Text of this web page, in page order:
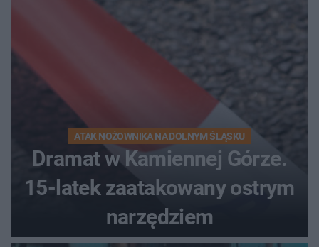
ATAK NOŻOWNIKA NA DOLNYM ŚLĄSKU
Dramat w Kamiennej Górze.
15-latek zaatakowany ostrym
narzędziem